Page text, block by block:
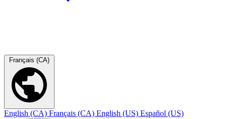
Français (CA)
English (CA) Français (CA) English (US) Español (US)